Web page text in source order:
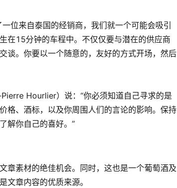
位来自泰国的经销商，我们就一个可能会吸引
在15分钟的车程中。不仅仅要与潜在的供应商
谈。你要以一个随意的，友好的方式开场，然后
Hourlier）说：“你必须知道自己寻求的是
格、酒标，以及你周围人们的言论的影响。保持
解你自己的喜好。”
章素材的绝佳机会。同时，这也是一个葡萄酒及
文章内容的优质来源。